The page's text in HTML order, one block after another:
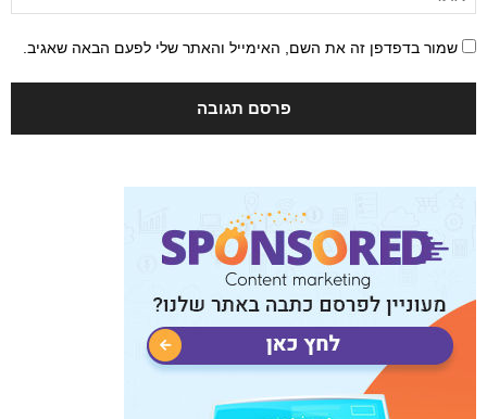
שמור בדפדפן זה את השם, האימייל והאתר שלי לפעם הבאה שאגיב.